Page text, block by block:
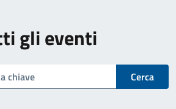
gli eventi
Cerca